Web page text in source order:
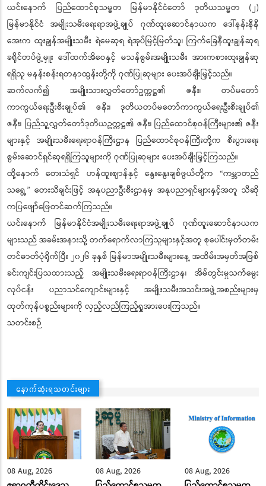
ယင်းနောက် ပြည်ထောင်စုသမ္မတ မြန်မာနိုင်ငံတော် ဒုတိယသမ္မတ (၂)
မြန်မာနိုင်ငံ အမျိုးသမီးရေးရာအဖွဲ့ချုပ် ဂုဏ်ထူးဆောင်နာယက ဒေါ်နန်းနီနီ
အေးက ထူးချွန်အမျိုးသမီး ရဲမေဆုရ ရဲအုပ်မြင့်မြတ်သူ၊ ကြက်ခြေနီထူးချွန်ဆုရ
ခရိုင်တပ်ဖွဲ့မှူး ဒေါ်ထက်အိဝေနှင့် မသန်စွမ်းအမျိုးသမီး အားကစားထူးချွန်ဆု
ရရှိသူ မနန်းစန်းရတနာထွန်းတို့ကို ဂုဏ်ပြုဆုများ ပေးအပ်ချီးမြှင့်သည်။
ဆက်လက်၍ အမျိုးသားလွှတ်တော်ဥက္ကဋ္ဌ၏ ဇနီး၊ တပ်မတော်
ကာကွယ်ရေးဦးစီးချုပ်၏ ဇနီး၊ ဒုတိယတပ်မတော်ကာကွယ်ရေးဦးစီးချုပ်၏
ဇနီး၊ ပြည်သူ့လွှတ်တော်ဒုတိယဥက္ကဋ္ဌ၏ ဇနီး၊ ပြည်ထောင်စုဝန်ကြီးများ၏ ဇနီး
များနှင့် အမျိုးသမီးရေးရာဝန်ကြီးဌာန ပြည်ထောင်စုဝန်ကြီးတို့က စီးပွားရေး
စွမ်းဆောင်ရှင်ဆုရရှိကြသူများကို ဂုဏ်ပြုဆုများ ပေးအပ်ချီးမြှင့်ကြသည်။
ထို့နောက် တေးသံရှင် ဟန်ထူးဈာန်နှင့် နွေးနွေးချစ်ဖွယ်တို့က “ကမ္ဘာတည်
သရွေ့” တေးသီချင်းဖြင့် အနုပညာဦးစီးဌာနမှ အနုပညာရှင်များနှင့်အတူ သီဆို
ကပြဖျော်ဖြေတင်ဆက်ကြသည်။
ယင်းနောက် မြန်မာနိုင်ငံအမျိုးသမီးရေးရာအဖွဲ့ချုပ် ဂုဏ်ထူးဆောင်နာယက
များသည် အခမ်းအနားသို့ တက်ရောက်လာကြသူများနှင့်အတူ စုပေါင်းမှတ်တမ်း
တင်ဓာတ်ပုံရိုက်ပြီး ၂၀၂၆ ခုနှစ် မြန်မာအမျိုးသမီးများနေ့ အထိမ်းအမှတ်အဖြစ်
ခင်းကျင်းပြသထားသည့် အမျိုးသမီးရေးရာဝန်ကြီးဌာန၊ အိမ်တွင်းမှုသက်မွေး
လုပ်ငန်း ပညာသင်ကျောင်းများနှင့် အမျိုးသမီးအသင်းအဖွဲ့အစည်းများမှ
ထုတ်ကုန်ပစ္စည်းများကို လှည့်လည်ကြည့်ရှုအားပေးကြသည်။
သတင်းစဉ်
နောက်ဆုံးရသတင်းများ
08 Aug, 2026
08 Aug, 2026
08 Aug, 2026